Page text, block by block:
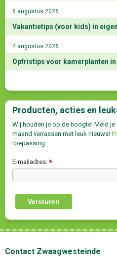
Vakantietips (voor kids) in
6 augustus 2026
Opfristips voor kamerplanten
4 augustus 2026
Producten, acties en
Wij houden je op de hoogte! Meld je
maand verrassen met leuk nieuws!
toepassing.
E-mailadres: *
Contact Zwaagwesteinde